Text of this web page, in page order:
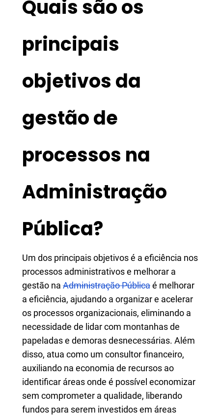
Quais são os
principais
objetivos da
gestão de
processos na
Administração
Pública?
Um dos principais objetivos é a eficiência nos
processos administrativos e melhorar a
gestão na Administração Públicaé melhorar
a eficiência, ajudando a organizar e acelerar
os processos organizacionais, eliminando a
necessidade de lidar com montanhas de
papeladas e demoras desnecessárias. Além
disso, atua como um consultor financeiro,
auxiliando na economia de recursos ao
identificar áreas onde é possível economizar
sem comprometer a qualidade, liberando
fundos para serem investidos em áreas